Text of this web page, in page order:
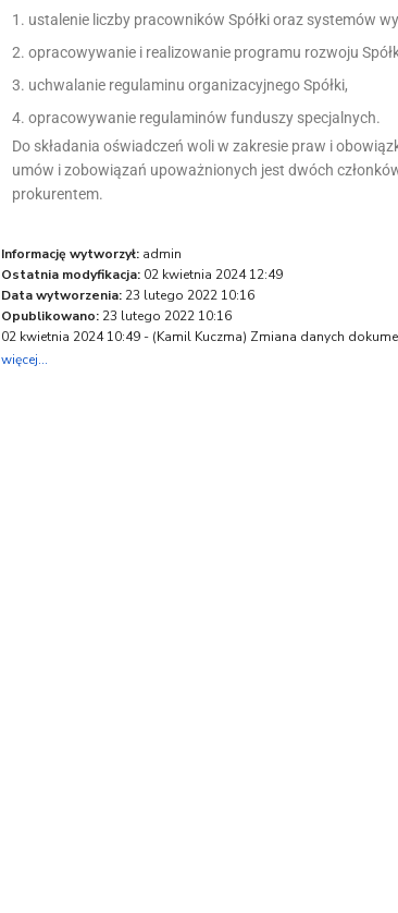
ustalenie liczby pracowników Spółki oraz systemów
opracowywanie i realizowanie programu rozwoju
uchwalanie regulaminu organizacyjnego Spółki,
opracowywanie regulaminów funduszy specjalnych.
Do składania oświadczeń woli w zakresie praw i
umów i zobowiązań upoważnionych jest dwóch
prokurentem.
Informację wytworzył: admin
Ostatnia modyfikacja: 02 kwietnia 2024 12:49
Data wytworzenia: 23 lutego 2022 10:16
Opublikowano: 23 lutego 2022 10:16
02 kwietnia 2024 10:49 - (Kamil Kuczma) Zmiana danych
więcej...